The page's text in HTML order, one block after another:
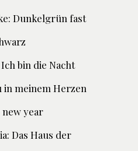
Dunkelgrün fast
bin die Nacht
in meinem Herzen
year
Das Haus der